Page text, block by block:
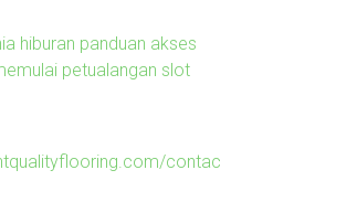
hiburan panduan akses
petualangan slot
contac